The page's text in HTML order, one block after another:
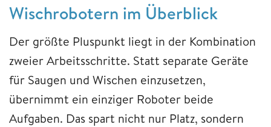
Wischrobotern im Überblick
Der größte Pluspunkt liegt in der Kombination
zweier Arbeitsschritte. Statt separate Geräte
für Saugen und Wischen einzusetzen,
übernimmt ein einziger Roboter beide
Aufgaben. Das spart nicht nur Platz, sondern